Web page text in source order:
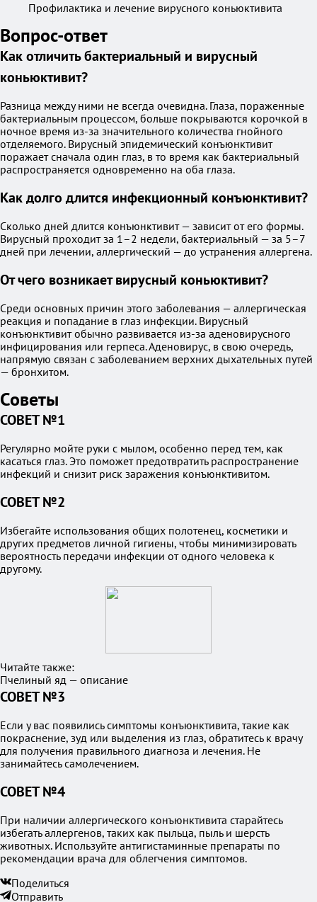
Профилактика и лечение вирусного коньюктивита
Вопрос-ответ
Как отличить бактериальный и вирусный
коньюктивит?
Разница между ними не всегда очевидна. Глаза, пораженные
бактериальным процессом, больше покрываются корочкой в
ночное время из-за значительного количества гнойного
отделяемого. Вирусный эпидемический конъюнктивит
поражает сначала один глаз, в то время как бактериальный
распространяется одновременно на оба глаза.
Как долго длится инфекционный конъюнктивит?
Сколько дней длится конъюнктивит — зависит от его формы.
Вирусный проходит за 1–2 недели, бактериальный — за 5–7
дней при лечении, аллергический — до устранения аллергена.
От чего возникает вирусный коньюктивит?
Среди основных причин этого заболевания — аллергическая
реакция и попадание в глаз инфекции. Вирусный
конъюнктивит обычно развивается из-за аденовирусного
инфицирования или герпеса. Аденовирус, в свою очередь,
напрямую связан с заболеванием верхних дыхательных путей
— бронхитом.
Советы
СОВЕТ №1
Регулярно мойте руки с мылом, особенно перед тем, как
касаться глаз. Это поможет предотвратить распространение
инфекций и снизит риск заражения конъюнктивитом.
СОВЕТ №2
Избегайте использования общих полотенец, косметики и
других предметов личной гигиены, чтобы минимизировать
вероятность передачи инфекции от одного человека к
другому.
Читайте также:
Пчелиный яд — описание
СОВЕТ №3
Если у вас появились симптомы конъюнктивита, такие как
покраснение, зуд или выделения из глаз, обратитесь к врачу
для получения правильного диагноза и лечения. Не
занимайтесь самолечением.
СОВЕТ №4
При наличии аллергического конъюнктивита старайтесь
избегать аллергенов, таких как пыльца, пыль и шерсть
животных. Используйте антигистаминные препараты по
рекомендации врача для облегчения симптомов.
Поделиться
Отправить